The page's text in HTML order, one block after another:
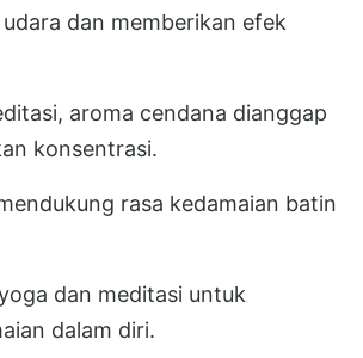
dan memberikan efek
aroma cendana dianggap
konsentrasi.
rasa kedamaian batin
dan meditasi untuk
dalam diri.